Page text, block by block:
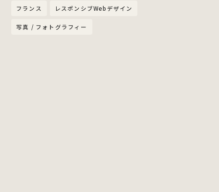
フランス レスポンシブWebデザイン
写真 / フォトグラフィー